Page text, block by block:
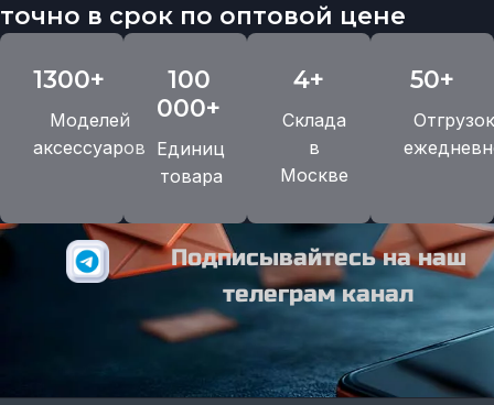
точно в срок по оптовой цене
1300+
Моделей
аксессуаров
100
000+
Единиц
товара
4+
Склада
в
Москве
50+
Отгрузок
Подписывайтесь на наш
телеграм канал